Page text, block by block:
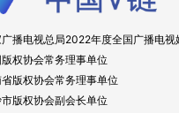
广播电视总局2022年度全国广播电视
权协会常务理事单位
版权协会常务理事单位
版权协会副会长单位